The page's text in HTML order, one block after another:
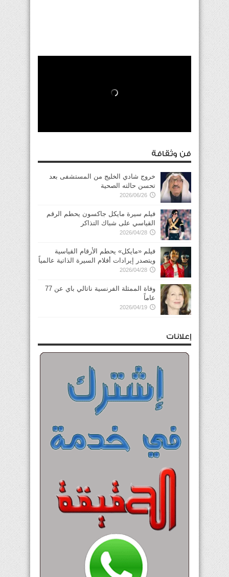
فن وثقافة
خروج شادي الخليج من المستشفى بعد
تحسن حالته الصحية
2026/06/26
فيلم سيرة مايكل جاكسون يحطم الرقم
القياسي على شباك التذاكر
2026/04/28
فيلم «مايكل» يحطم الأرقام القياسية
ويتصدر إيرادات أفلام السيرة الذاتية عالمياً
2026/04/28
وفاة الممثلة الفرنسية ناتالي باي عن 77
عاماً
2026/04/19
إعلانات